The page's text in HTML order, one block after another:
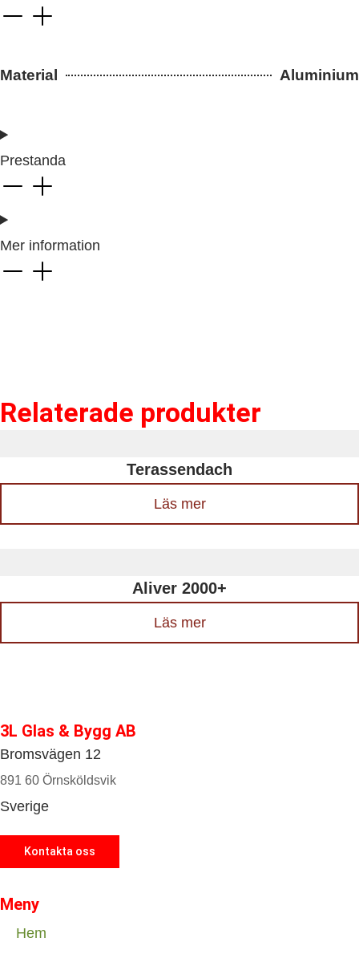
Material Aluminium
Prestanda
Mer information
Relaterade produkter
Terassendach
Läs mer
Aliver 2000+
Läs mer
3L Glas & Bygg AB
Bromsvägen 12
891 60 Örnsköldsvik
Sverige
Kontakta oss
Meny
Hem